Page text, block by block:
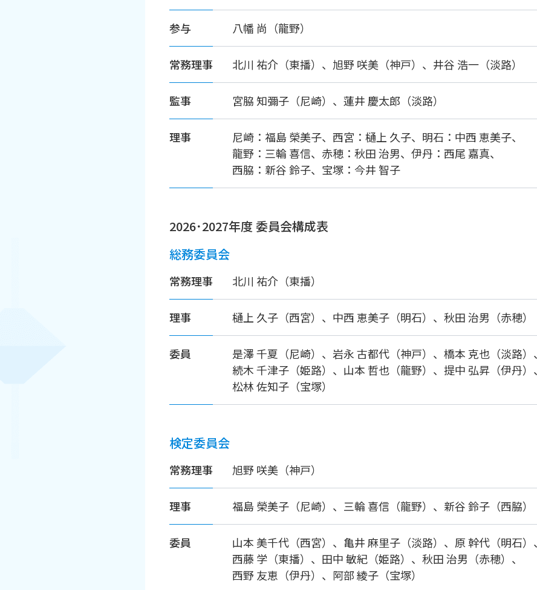
参与 八幡 尚（龍野）
常務理事 北川 祐介（東播）、 旭野 咲美（神戸）、 井谷 浩一（淡路）
監事 宮脇 知彌子（尼崎）、 蓮井 慶太郎（淡路）
理事 尼崎：福島 榮美子、 西宮：樋上 久子、 明石：中西 恵美子、
龍野：三輪 喜信、 赤穂：秋田 治男、 伊丹：西尾 嘉真、
西脇：新谷 鈴子、 宝塚：今井 智子
2026･2027年度 委員会構成表
総務委員会
常務理事 北川 祐介（東播）
理事 樋上 久子（西宮）、 中西 恵美子（明石）、 秋田 治男（赤穂）
委員 是澤 千夏（尼崎）、 岩永 古都代（神戸）、 橋本 克也（淡路）、
続木 千津子（姫路）、 山本 哲也（龍野）、 提中 弘昇（伊丹）、
松林 佐知子（宝塚）
検定委員会
常務理事 旭野 咲美（神戸）
理事 福島 榮美子（尼崎）、 三輪 喜信（龍野）、 新谷 鈴子（西脇）
委員 山本 美千代（西宮）、 亀井 麻里子（淡路）、 原 幹代（明石）、
西藤 学（東播）、 田中 敏紀（姫路）、 秋田 治男（赤穂）、
西野 友恵（伊丹）、 阿部 綾子（宝塚）